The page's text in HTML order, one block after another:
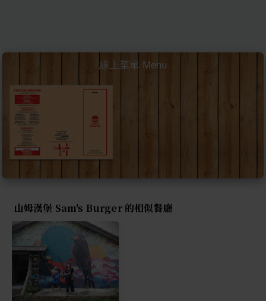
線上菜單 Menu
山姆漢堡 Sam's Burger 的相似餐廳